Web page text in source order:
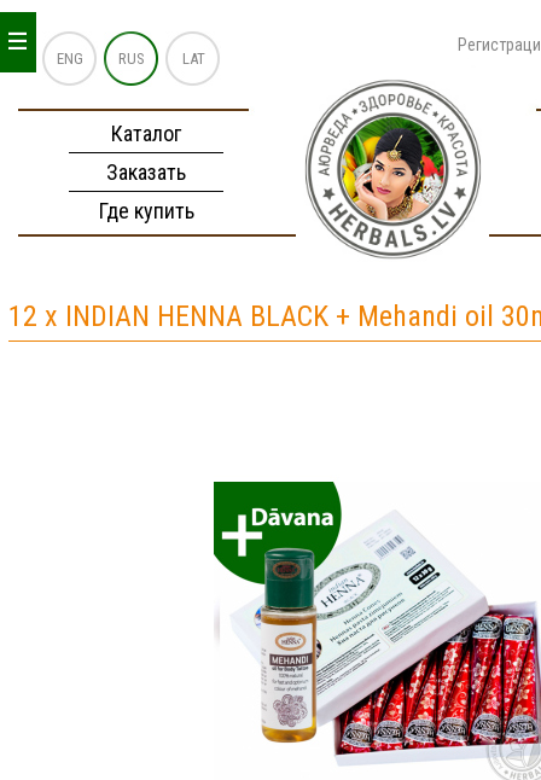
ENG RUS LAT
Каталог
Заказать
Где купить
_
_
_
12 x INDIAN HENNA BLACK + Mehandi oil